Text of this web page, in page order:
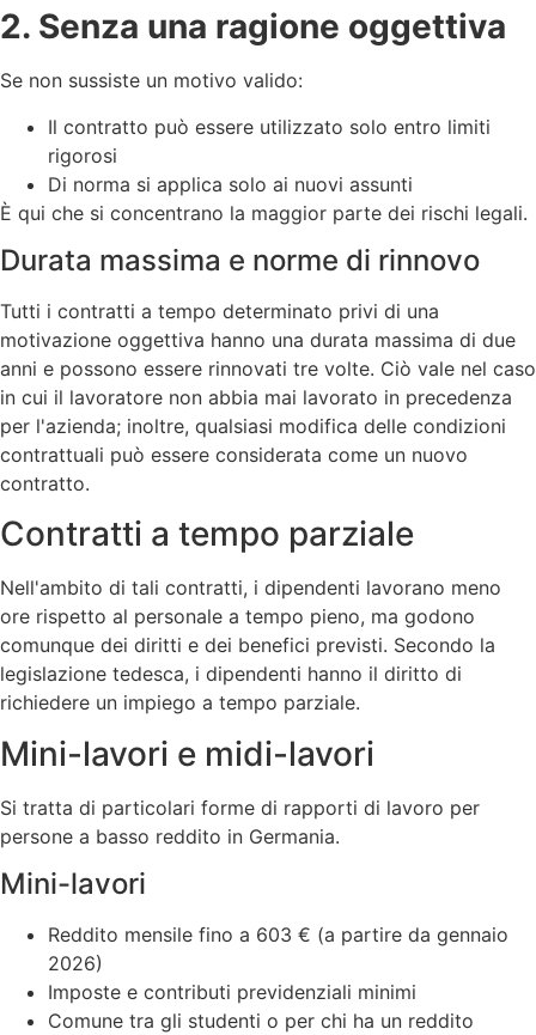
2. Senza una ragione oggettiva
Se non sussiste un motivo valido:
Il contratto può essere utilizzato solo entro limiti
rigorosi
Di norma si applica solo ai nuovi assunti
È qui che si concentrano la maggior parte dei rischi legali.
Durata massima e norme di rinnovo
Tutti i contratti a tempo determinato privi di una
motivazione oggettiva hanno una durata massima di due
anni e possono essere rinnovati tre volte. Ciò vale nel caso
in cui il lavoratore non abbia mai lavorato in precedenza
per l'azienda; inoltre, qualsiasi modifica delle condizioni
contrattuali può essere considerata come un nuovo
contratto.
Contratti a tempo parziale
Nell'ambito di tali contratti, i dipendenti lavorano meno
ore rispetto al personale a tempo pieno, ma godono
comunque dei diritti e dei benefici previsti. Secondo la
legislazione tedesca, i dipendenti hanno il diritto di
richiedere un impiego a tempo parziale.
Mini-lavori e midi-lavori
Si tratta di particolari forme di rapporti di lavoro per
persone a basso reddito in Germania.
Mini-lavori
Reddito mensile fino a 603 € (a partire da gennaio
2026)
Imposte e contributi previdenziali minimi
Comune tra gli studenti o per chi ha un reddito